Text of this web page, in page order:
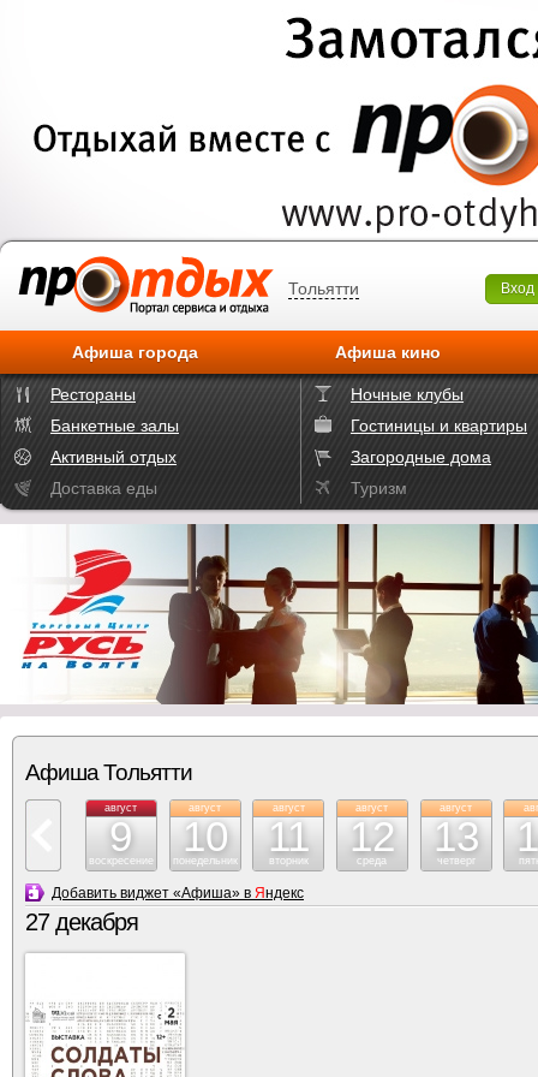
Тольятти Вход
Афиша города Афиша кино
Рестораны
Ночные клубы
Банкетные залы
Гостиницы и квартиры
Активный отдых
Загородные дома
Доставка еды
Туризм
Афиша Тольятти
август
9
воскресение
август
10
понедельник
август
11
вторник
август
12
среда
август
13
четверг
Добавить виджет «Афиша» в Яндекс
27 декабря